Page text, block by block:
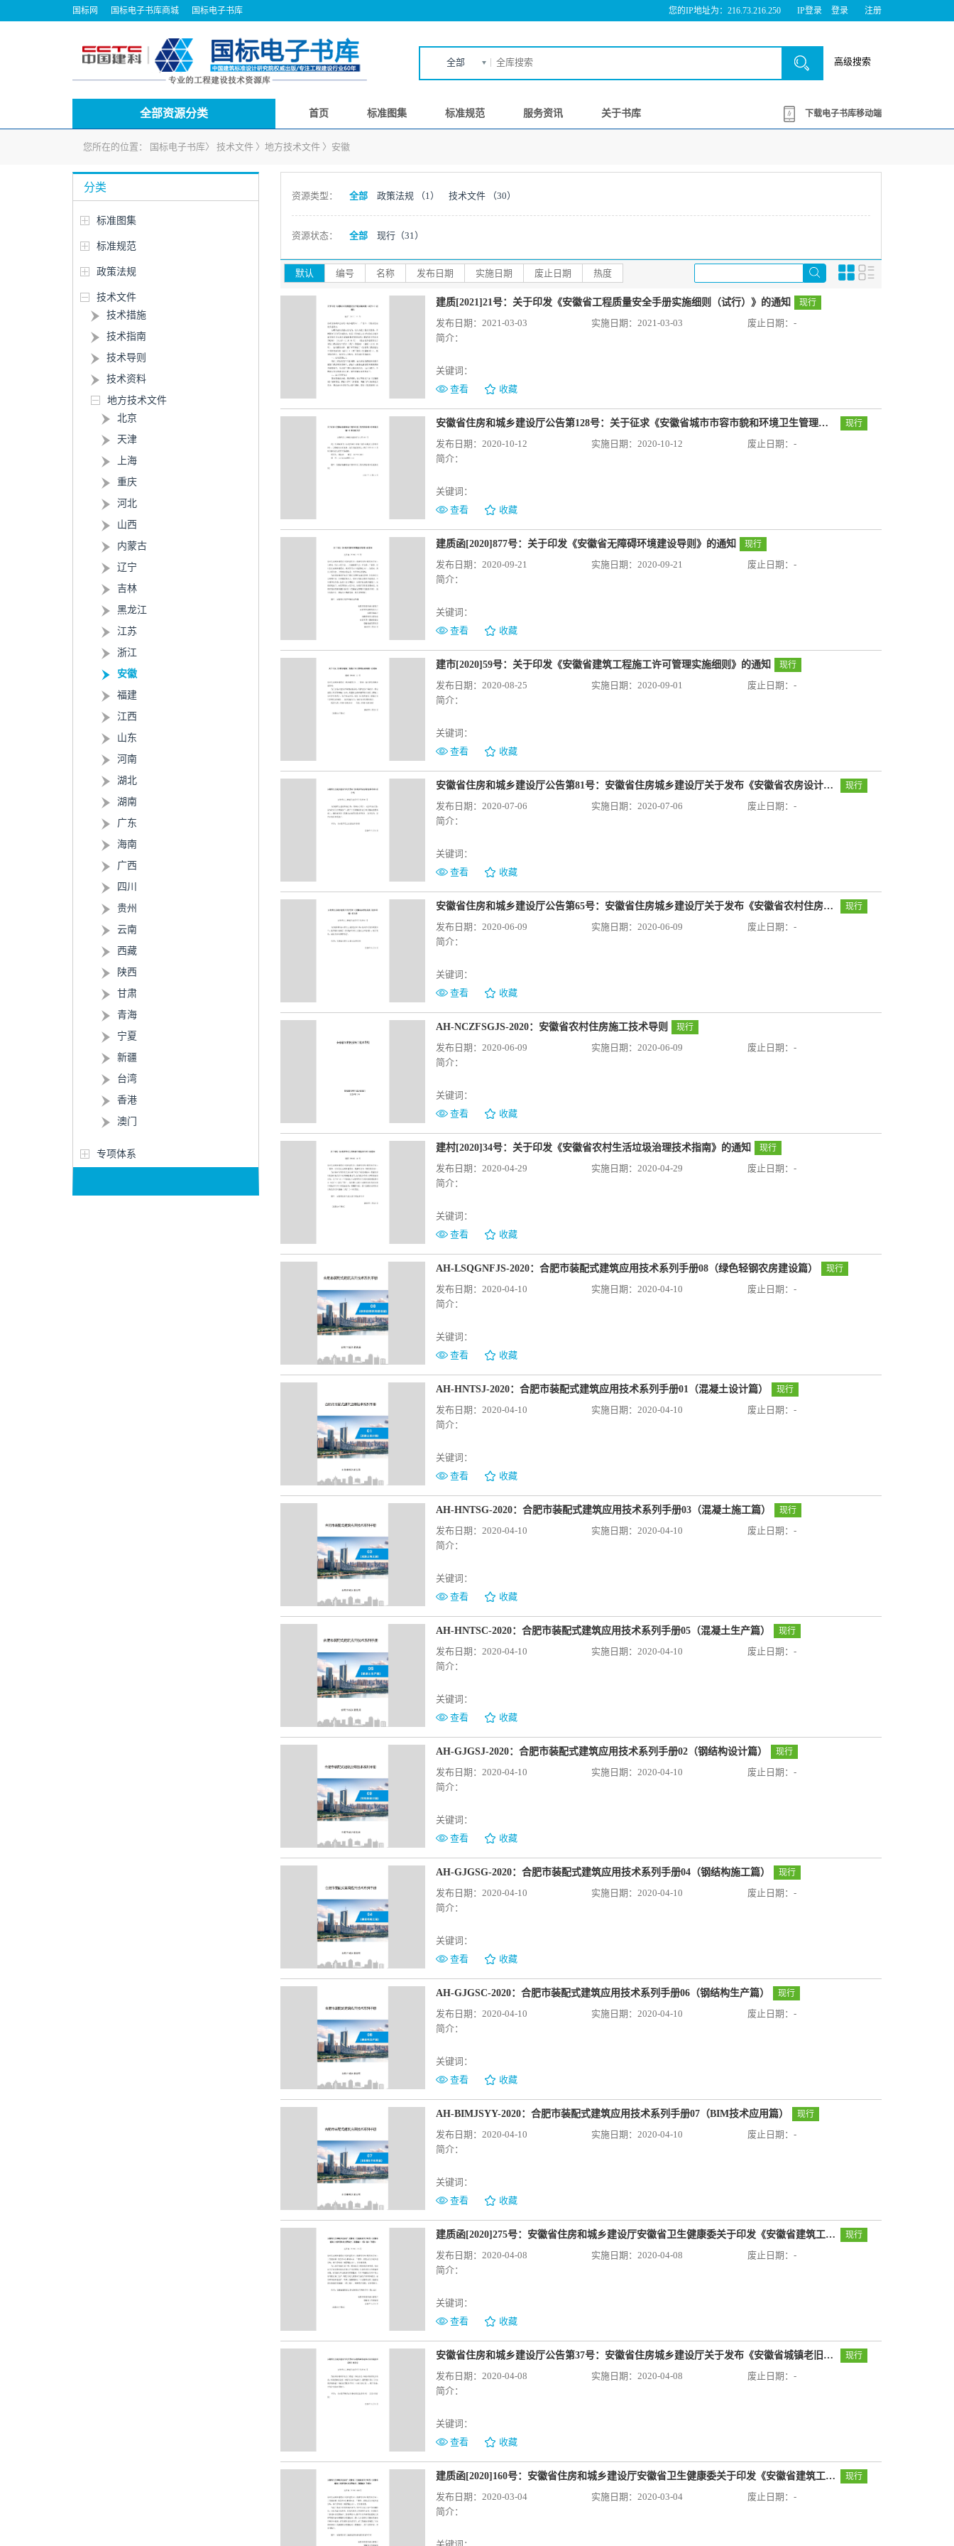
国标网 国标电子书库商城 国标电子书库 您的IP地址为：216.73.216.250 IP登录 登录 注册
全部 高级搜索
全部资源分类 首页 标准图集 标准规范 服务资讯 关于书库 下载电子书库移动端
您所在的位置： 国标电子书库〉 技术文件 〉 地方技术文件 〉 安徽
分类
标准图集
标准规范
政策法规
技术文件
技术措施
技术指南
技术导则
技术资料
地方技术文件
北京
天津
上海
重庆
河北
山西
内蒙古
辽宁
吉林
黑龙江
江苏
浙江
安徽
福建
江西
山东
河南
湖北
湖南
广东
海南
广西
四川
贵州
云南
西藏
陕西
甘肃
青海
宁夏
新疆
台湾
香港
澳门
专项体系
资源类型： 全部 政策法规 （1） 技术文件 （30）
资源状态： 全部 现行 （31）
默认 编号 名称 发布日期 实施日期 废止日期 热度
建质[2021]21号：关于印发《安徽省工程质量安全手册实施细则（试行）》的通知 现行
发布日期：2021-03-03 实施日期：2021-03-03
废止日期：-
简介：
关键词：
查看
收藏
安徽省住房和城乡建设厅公告第128号：关于征求《安徽省城市市容市貌和环境卫生管理导则（征求意见稿）》意见的公告 现行
发布日期：2020-10-12 实施日期：2020-10-12
废止日期：-
简介：
关键词：
查看
收藏
建质函[2020]877号：关于印发《安徽省无障碍环境建设导则》的通知 现行
发布日期：2020-09-21 实施日期：2020-09-21
废止日期：-
简介：
关键词：
查看
收藏
建市[2020]59号：关于印发《安徽省建筑工程施工许可管理实施细则》的通知 现行
发布日期：2020-08-25 实施日期：2020-09-01
废止日期：-
简介：
关键词：
查看
收藏
安徽省住房和城乡建设厅公告第81号：安徽省住房城乡建设厅关于发布《安徽省农房设计技术导则》的公告 现行
发布日期：2020-07-06 实施日期：2020-07-06
废止日期：-
简介：
关键词：
查看
收藏
安徽省住房和城乡建设厅公告第65号：安徽省住房城乡建设厅关于发布《安徽省农村住房施工技术导则》的公告 现行
发布日期：2020-06-09 实施日期：2020-06-09
废止日期：-
简介：
关键词：
查看
收藏
AH-NCZFSGJS-2020：安徽省农村住房施工技术导则 现行
发布日期：2020-06-09 实施日期：2020-06-09
废止日期：-
简介：
关键词：
查看
收藏
建村[2020]34号：关于印发《安徽省农村生活垃圾治理技术指南》的通知 现行
发布日期：2020-04-29 实施日期：2020-04-29
废止日期：-
简介：
关键词：
查看
收藏
AH-LSQGNFJS-2020：合肥市装配式建筑应用技术系列手册08（绿色轻钢农房建设篇） 现行
发布日期：2020-04-10 实施日期：2020-04-10
废止日期：-
简介：
关键词：
查看
收藏
AH-HNTSJ-2020：合肥市装配式建筑应用技术系列手册01（混凝土设计篇） 现行
发布日期：2020-04-10 实施日期：2020-04-10
废止日期：-
简介：
关键词：
查看
收藏
AH-HNTSG-2020：合肥市装配式建筑应用技术系列手册03（混凝土施工篇） 现行
发布日期：2020-04-10 实施日期：2020-04-10
废止日期：-
简介：
关键词：
查看
收藏
AH-HNTSC-2020：合肥市装配式建筑应用技术系列手册05（混凝土生产篇） 现行
发布日期：2020-04-10 实施日期：2020-04-10
废止日期：-
简介：
关键词：
查看
收藏
AH-GJGSJ-2020：合肥市装配式建筑应用技术系列手册02（钢结构设计篇） 现行
发布日期：2020-04-10 实施日期：2020-04-10
废止日期：-
简介：
关键词：
查看
收藏
AH-GJGSG-2020：合肥市装配式建筑应用技术系列手册04（钢结构施工篇） 现行
发布日期：2020-04-10 实施日期：2020-04-10
废止日期：-
简介：
关键词：
查看
收藏
AH-GJGSC-2020：合肥市装配式建筑应用技术系列手册06（钢结构生产篇） 现行
发布日期：2020-04-10 实施日期：2020-04-10
废止日期：-
简介：
关键词：
查看
收藏
AH-BIMJSYY-2020：合肥市装配式建筑应用技术系列手册07（BIM技术应用篇） 现行
发布日期：2020-04-10 实施日期：2020-04-10
废止日期：-
简介：
关键词：
查看
收藏
建质函[2020]275号：安徽省住房和城乡建设厅安徽省卫生健康委关于印发《安徽省建筑工地新冠肺炎疫情防控工作指南》（第二版）的通知 现行
发布日期：2020-04-08 实施日期：2020-04-08
废止日期：-
简介：
关键词：
查看
收藏
安徽省住房和城乡建设厅公告第37号：安徽省住房城乡建设厅关于发布《安徽省城镇老旧小区改造技术导则》的公告 现行
发布日期：2020-04-08 实施日期：2020-04-08
废止日期：-
简介：
关键词：
查看
收藏
建质函[2020]160号：安徽省住房和城乡建设厅安徽省卫生健康委关于印发《安徽省建筑工地新冠肺炎疫情防控工作指南》的通知 现行
发布日期：2020-03-04 实施日期：2020-03-04
废止日期：-
简介：